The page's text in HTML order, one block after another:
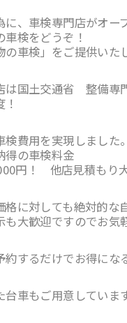
、車検専門店がオー
検をどうぞ！
車検」をご提供いた
は国土交通省 整備専
費用を実現しました。
得の車検料金
円！ 他店見積もり
に対しても絶対的な
大歓迎ですのでお気
するだけでお得にな
車もご用意しています